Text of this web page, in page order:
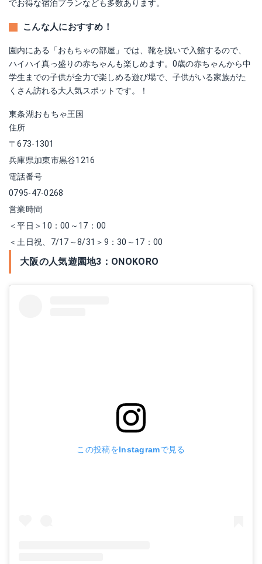
でお得な宿泊プランなども多数あります。
こんな人におすすめ！
園内にある「おもちゃの部屋」では、靴を脱いで入館するので、
ハイハイ真っ盛りの赤ちゃんも楽しめます。0歳の赤ちゃんから中
学生までの子供が全力で楽しめる遊び場で、子供がいる家族がた
くさん訪れる大人気スポットです。！
東条湖おもちゃ王国
住所
〒673-1301
兵庫県加東市黒谷1216
電話番号
0795-47-0268
営業時間
＜平日＞10：00～17：00
＜土日祝、7/17～8/31＞9：30～17：00
大阪の人気遊園地3：ONOKORO
この投稿をInstagramで見る